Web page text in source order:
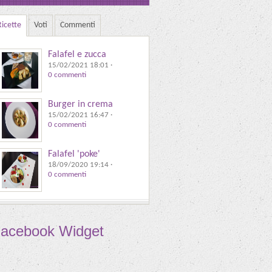
Voti Commenti
Falafel e zucca
15/02/2021 18:01 ·
0 commenti
Burger in crema
15/02/2021 16:47 ·
0 commenti
Falafel 'poke'
18/09/2020 19:14 ·
0 commenti
Widget